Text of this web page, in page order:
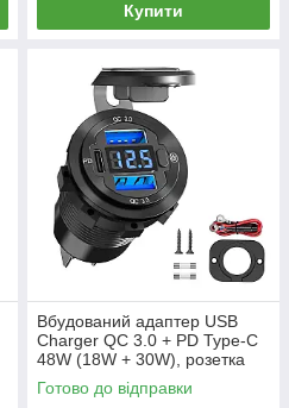
Купити
Вбудований адаптер USB
Charger QC 3.0 + PD Type-C
48W (18W + 30W), розетка
12-24В, швидка зарядка
Готово до відправки